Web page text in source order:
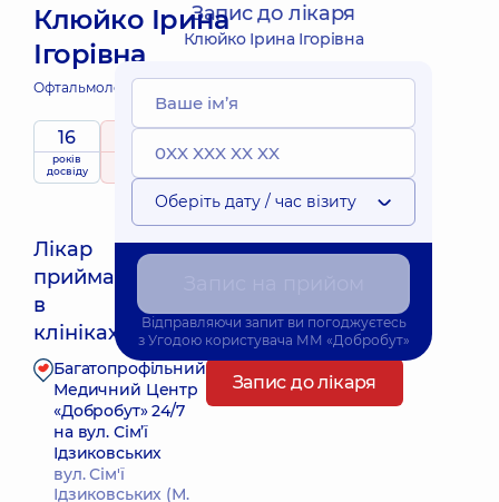
Клюйко Ірина
Ігорівна
Офтальмолог;Офтальмолог дитячий;
16
років
досвіду
рейтингна підставі
приймає
Лікар
приймає
в
клініках:
Багатопрофільний
Медичний Центр
«Добробут» 24/7
на вул. Сім’ї
Ідзиковських
вул. Сім'ї
Ідзиковських (М.
Запис до лікаря
Запис до лікаря
Клюйко Ірина Ігорівна
Оберіть дату / час візиту
Відправляючи запит ви погоджуєтесь
з Угодою користувача ММ «Добробут»